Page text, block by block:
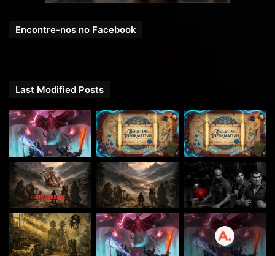
fazer uma desfragmentação de disco (o que pode durar até
Os personagens interpretados pelos jogadores vão
acordar de um descongelamento. Eles descobrem que
foram congelados a 200 anos atrás como sentença por
terem confabulado com uma Inteligência Artificial da Terra
Antiga. Ao levantarem descobrem que há duas semanas
um vírus infectou terminais da estação e que ela estava
armada para uma nova fragmentação. Os Alunos foram
devolvidos para as Cidades Antigas e alguns dos
professores já estavam congelados quando algo
Encontre-nos no Facebook
Last Modified Posts